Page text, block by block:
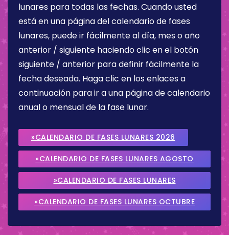
lunares para todas las fechas. Cuando usted
está en una página del calendario de fases
lunares, puede ir fácilmente al día, mes o año
anterior / siguiente haciendo clic en el botón
siguiente / anterior para definir fácilmente la
fecha deseada. Haga clic en los enlaces a
continuación para ir a una página de calendario
anual o mensual de la fase lunar.
»CALENDARIO DE FASES LUNARES 2026
»CALENDARIO DE FASES LUNARES AGOSTO
2026
»CALENDARIO DE FASES LUNARES
SEPTIEMBRE 2026
»CALENDARIO DE FASES LUNARES OCTUBRE